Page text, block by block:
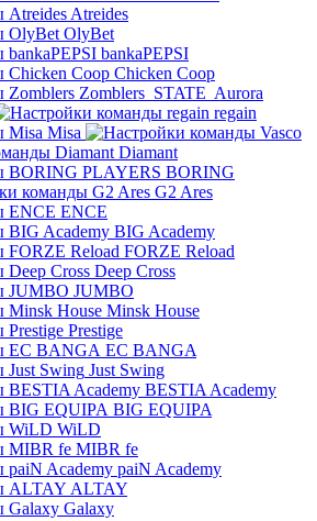
Atreides
OlyBet
bankaPEPSI
Chicken Coop
Zomblers STATE Aurora
regain
Misa
Diamant
BORING
G2 Ares
ENCE
BIG Academy
FORZE Reload
Deep Cross
JUMBO
Minsk House
Prestige
EC BANGA
Just Swing
BESTIA Academy
BIG EQUIPA
WiLD
MIBR fe
paiN Academy
ALTAY
Galaxy